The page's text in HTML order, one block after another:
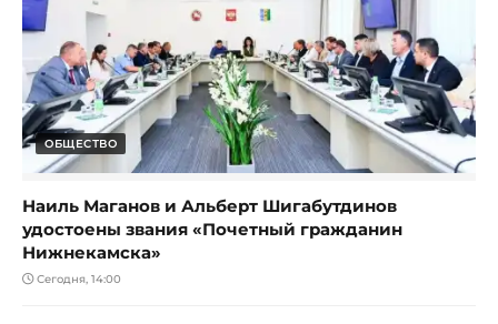
ОБЩЕСТВО
Наиль Маганов и Альберт Шигабутдинов
удостоены звания «Почетный гражданин
Нижнекамска»
Сегодня, 14:00